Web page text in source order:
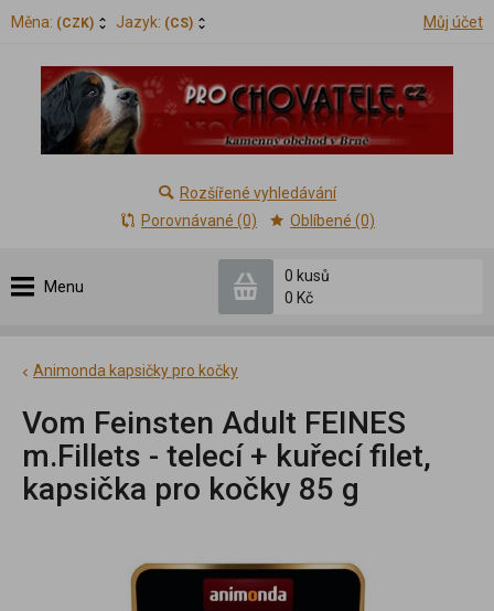
Měna: (CZK) Jazyk: (CS) Můj účet
Menu
0 kusů
0 Kč
Rozšířené vyhledávání
Porovnávané (0)
Oblíbené (0)
Animonda kapsičky pro kočky
Vom Feinsten Adult FEINES
m.Fillets - telecí + kuřecí filet,
kapsička pro kočky 85 g